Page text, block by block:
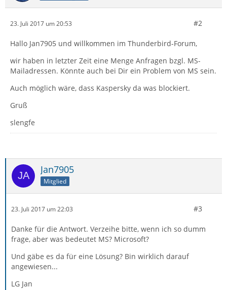
23. Juli 2017 um 20:53 #2
Hallo Jan7905 und willkommen im Thunderbird-Forum,
wir haben in letzter Zeit eine Menge Anfragen bzgl. MS-
Mailadressen. Könnte auch bei Dir ein Problem von MS sein.
Auch möglich wäre, dass Kaspersky da was blockiert.
Gruß
slengfe
Jan7905
Mitglied
23. Juli 2017 um 22:03 #3
Danke für die Antwort. Verzeihe bitte, wenn ich so dumm
frage, aber was bedeutet MS? Microsoft?
Und gäbe es da für eine Lösung? Bin wirklich darauf
angewiesen...
LG Jan